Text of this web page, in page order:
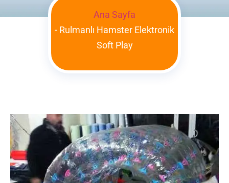
Ana Sayfa
- Rulmanlı Hamster Elektronik
Soft Play